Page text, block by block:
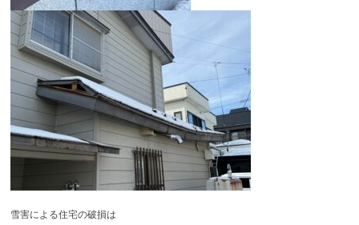
雪害による住宅の破損は